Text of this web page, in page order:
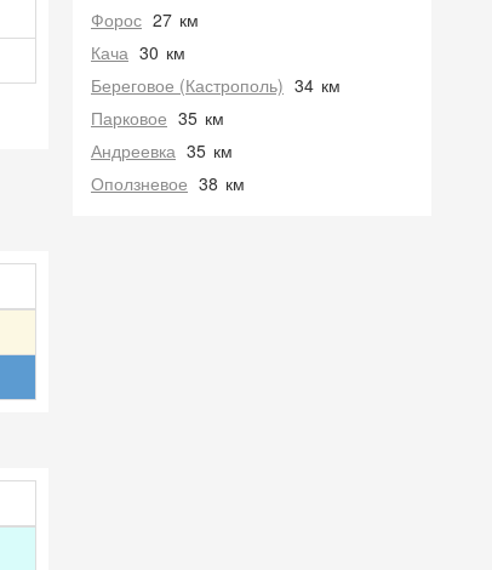
Форос 27 км
Кача 30 км
Береговое (Кастрополь) 34 км
Парковое 35 км
Андреевка 35 км
Оползневое 38 км